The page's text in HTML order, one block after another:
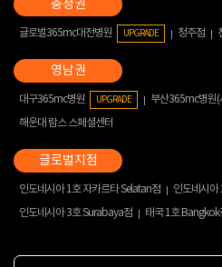
글로벌365mc대전병원 UPGRADE 청주점
대구365mc병원 UPGRADE 부산365mc병원(
해운대 람스 스페셜센터
인도네시아 1호 자카르타 Selatan점
인도네시아
인도네시아 3호 Surabaya점
태국 1호 Bangkok